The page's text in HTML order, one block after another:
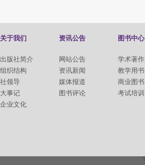
关于我们
出版社简介
组织结构
社领导
大事记
企业文化
资讯公告
网站公告
资讯新闻
媒体报道
图书评论
图书中心
学术著作
教学用书
商业图书
考试培训